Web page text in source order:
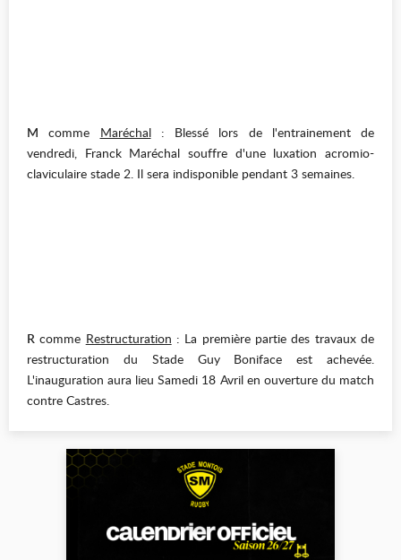
M comme Maréchal: Blessé lors de l'entrainement de
vendredi, Franck Maréchal souffre d'une luxation acromio-
claviculaire stade 2. Il sera indisponible pendant 3 semaines.
R comme Restructuration : La première partie des travaux de
restructuration du Stade Guy Boniface est achevée.
L'inauguration aura lieu Samedi 18 Avril en ouverture du match
contre Castres.